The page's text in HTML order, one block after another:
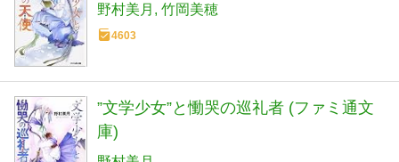
野村美月 竹岡美穂
4603
”文学少女”と慟哭の巡礼者 (ファミ通文
庫)